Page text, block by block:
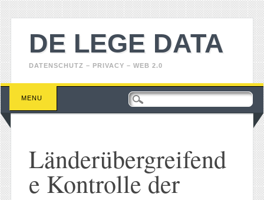
DE LEGE DATA
DATENSCHUTZ – PRIVACY – WEB 2.0
Main menu
Skip
content
MENU
Länderübergreifend
e Kontrolle der